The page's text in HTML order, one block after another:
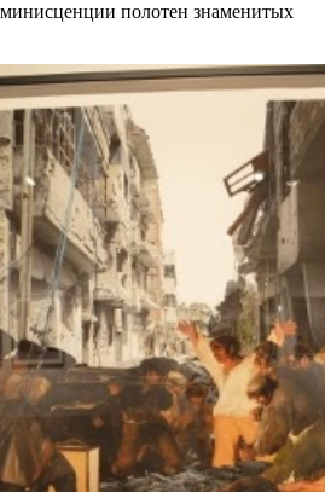
полотен знаменитых